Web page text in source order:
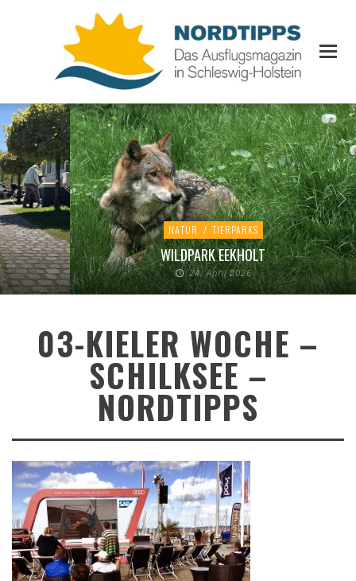
NATUR / TIERPARKS
WILDPARK EEKHOLT
24. April 2026
03-KIELER WOCHE –
SCHILKSEE –
NORDTIPPS